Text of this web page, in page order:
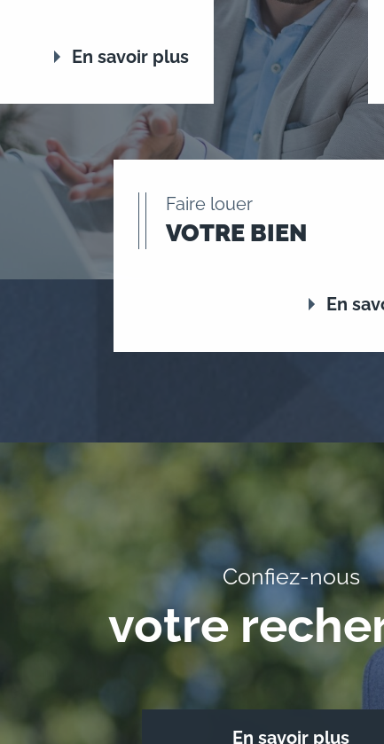
En savoir plus
Faire louer
VOTRE BIEN
En
Confiez-nous
votre
En savoir plus